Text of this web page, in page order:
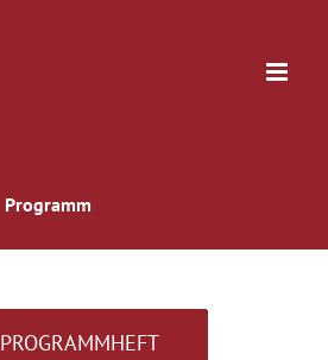
Programm
PROGRAMMHEFT